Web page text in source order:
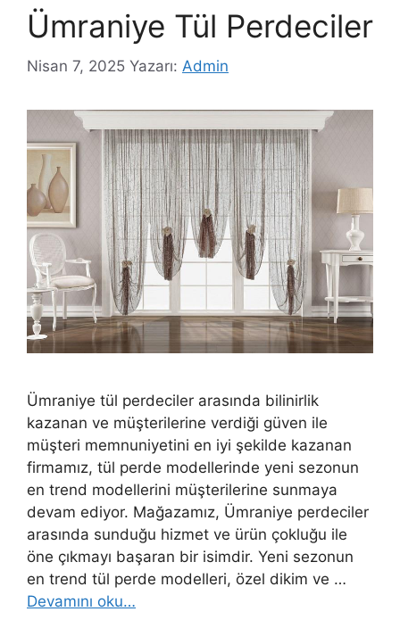
Ümraniye Tül Perdeciler
Nisan 7, 2025 Yazarı: Admin
Ümraniye tül perdeciler arasında bilinirlik
kazanan ve müşterilerine verdiği güven ile
müşteri memnuniyetini en iyi şekilde kazanan
firmamız, tül perde modellerinde yeni sezonun
en trend modellerini müşterilerine sunmaya
devam ediyor. Mağazamız, Ümraniye perdeciler
arasında sunduğu hizmet ve ürün çokluğu ile
öne çıkmayı başaran bir isimdir. Yeni sezonun
en trend tül perde modelleri, özel dikim ve …
Devamını oku…